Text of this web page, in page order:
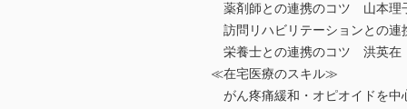
薬剤師との連携のコツ 山本理
訪問リハビリテーションとの
栄養士との連携のコツ 洪英在
≪在宅医療のスキル≫
がん疼痛緩和・オピオイドを